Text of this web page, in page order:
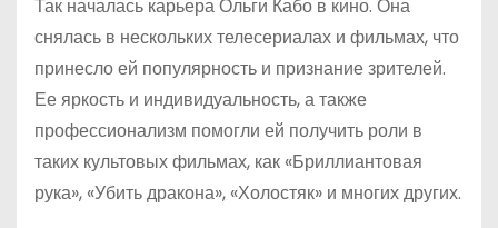
Так началась карьера Ольги Кабо в кино. Она
снялась в нескольких телесериалах и фильмах, что
принесло ей популярность и признание зрителей.
Ее яркость и индивидуальность, а также
профессионализм помогли ей получить роли в
таких культовых фильмах, как «Бриллиантовая
рука», «Убить дракона», «Холостяк» и многих других.